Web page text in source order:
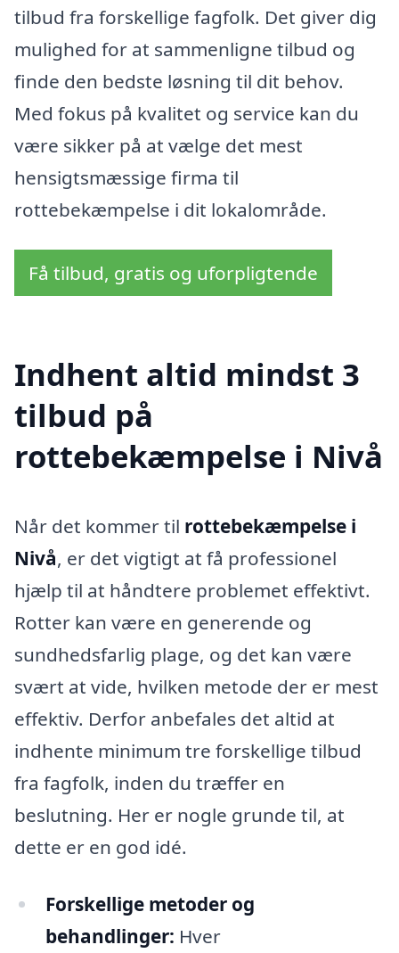
tilbud fra forskellige fagfolk. Det giver dig
mulighed for at sammenligne tilbud og
finde den bedste løsning til dit behov.
Med fokus på kvalitet og service kan du
være sikker på at vælge det mest
hensigtsmæssige firma til
rottebekæmpelse i dit lokalområde.
Få tilbud, gratis og uforpligtende
Indhent altid mindst 3
tilbud på
rottebekæmpelse i Nivå
Når det kommer til rottebekæmpelse i
Nivå, er det vigtigt at få professionel
hjælp til at håndtere problemet effektivt.
Rotter kan være en generende og
sundhedsfarlig plage, og det kan være
svært at vide, hvilken metode der er mest
effektiv. Derfor anbefales det altid at
indhente minimum tre forskellige tilbud
fra fagfolk, inden du træffer en
beslutning. Her er nogle grunde til, at
dette er en god idé.
Forskellige metoder og
behandlinger: Hver